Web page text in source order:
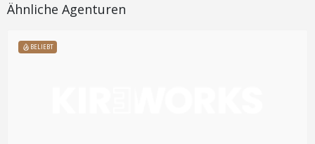
Ähnliche Agenturen
BELIEBT